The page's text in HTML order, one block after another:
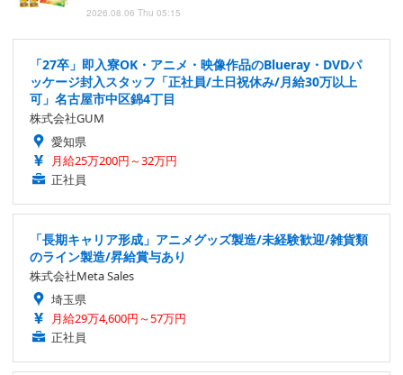
2026.08.06 Thu 05:15
「27卒」即入寮OK・アニメ・映像作品のBlueray・DVDパ
ッケージ封入スタッフ「正社員/土日祝休み/月給30万以上
可」名古屋市中区錦4丁目
株式会社GUM
愛知県
月給25万200円～32万円
正社員
「長期キャリア形成」アニメグッズ製造/未経験歓迎/雑貨類
のライン製造/昇給賞与あり
株式会社Meta Sales
埼玉県
月給29万4,600円～57万円
正社員